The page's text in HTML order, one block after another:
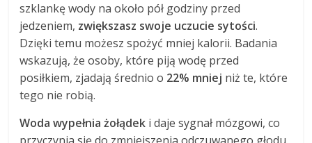
szklankę wody na około pół godziny przed
jedzeniem, zwiększasz swoje uczucie sytości.
Dzięki temu możesz spożyć mniej kalorii. Badania
wskazują, że osoby, które piją wodę przed
posiłkiem, zjadają średnio o 22% mniej niż te, które
tego nie robią.
Woda wypełnia żołądek i daje sygnał mózgowi, co